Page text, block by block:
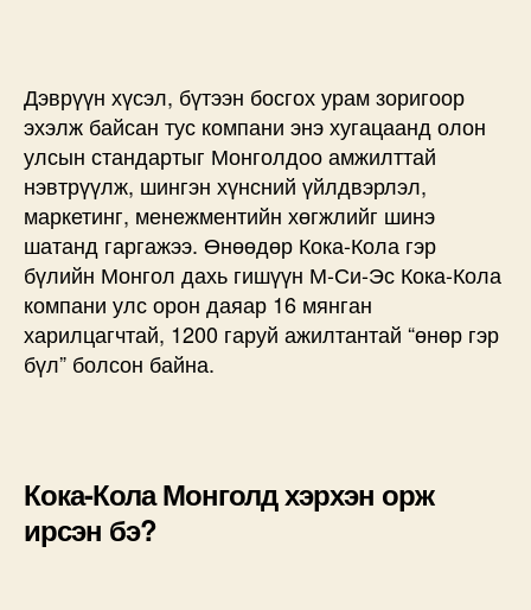
Дэврүүн хүсэл, бүтээн босгох урам зоригоор
эхэлж байсан тус компани энэ хугацаанд олон
улсын стандартыг Монголдоо амжилттай
нэвтрүүлж, шингэн хүнсний үйлдвэрлэл,
маркетинг, менежментийн хөгжлийг шинэ
шатанд гаргажээ. Өнөөдөр Кока-Кола гэр
бүлийн Монгол дахь гишүүн М-Си-Эс Кока-Кола
компани улс орон даяар 16 мянган
харилцагчтай, 1200 гаруй ажилтантай “өнөр гэр
бүл” болсон байна.
Кока-Кола Монголд хэрхэн орж
ирсэн бэ?